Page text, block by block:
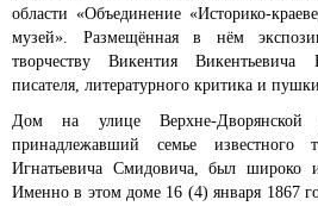
области «Объединение «Историко-
музей». Размещённая в нём
творчеству Викентия
писателя, литературного критика и
Дом на улице Верхне-Дворянской
принадлежавший семье известного
Игнатьевича Смидовича, был широко
Именно в этом доме 16 (4) января 1867